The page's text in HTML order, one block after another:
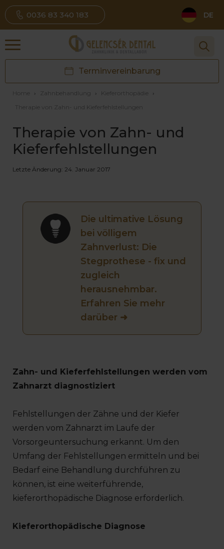
0036 83 340 183 DE
Terminvereinbarung
Home › Zahnbehandlung › Kieferorthopädie
›
Therapie von Zahn- und Kieferfehlstellungen
Therapie von Zahn- und
Kieferfehlstellungen
Letzte Änderung: 24. Januar 2017
Die ultimative Lösung
bei völligem
Zahnverlust: Die
Stegprothese - fix und
zugleich
herausnehmbar.
Erfahren Sie mehr
darüber ➜
Zahn- und Kieferfehlstellungen werden vom
Zahnarzt diagnostiziert
Fehlstellungen der Zähne und der Kiefer
werden vom Zahnarzt im Laufe der
Vorsorgeuntersuchung erkannt. Um den
Umfang der Fehlstellungen ermitteln und bei
Bedarf eine Behandlung durchführen zu
können, ist eine weiterführende,
kieferorthopädische Diagnose erforderlich.
Kieferorthopädische Diagnose